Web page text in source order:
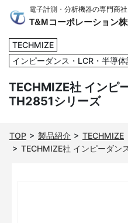
電子計測・分析機器の専門商社
T&Mコーポレーション
TECHMIZE
インピーダンス・LCR・半導体
TECHMIZE社 インピ
TH2851シリーズ
TOP 製品紹介
TECHMIZE
TECHMIZE社 インピーダン